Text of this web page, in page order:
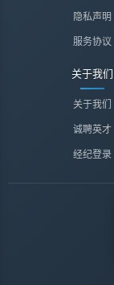
隐私声明
服务协议
关于我们
关于我们
诚聘英才
经纪登录